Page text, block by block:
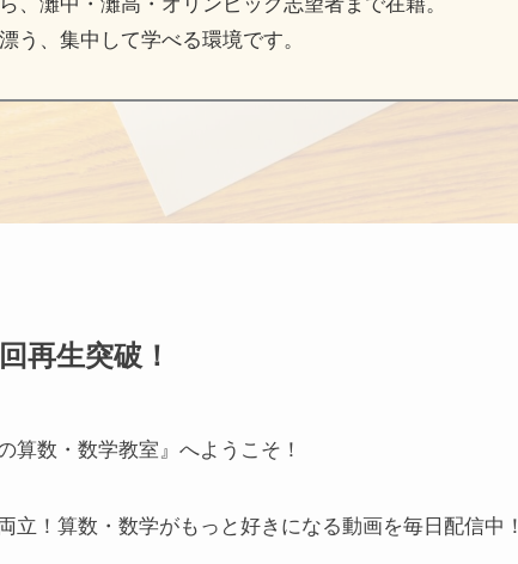
、灘中・灘高・オリンピック志望者まで在籍。
う、集中して学べる環境です。
再生突破！
算数・数学教室』へようこそ！
立！算数・数学がもっと好きになる動画を毎日配信中！